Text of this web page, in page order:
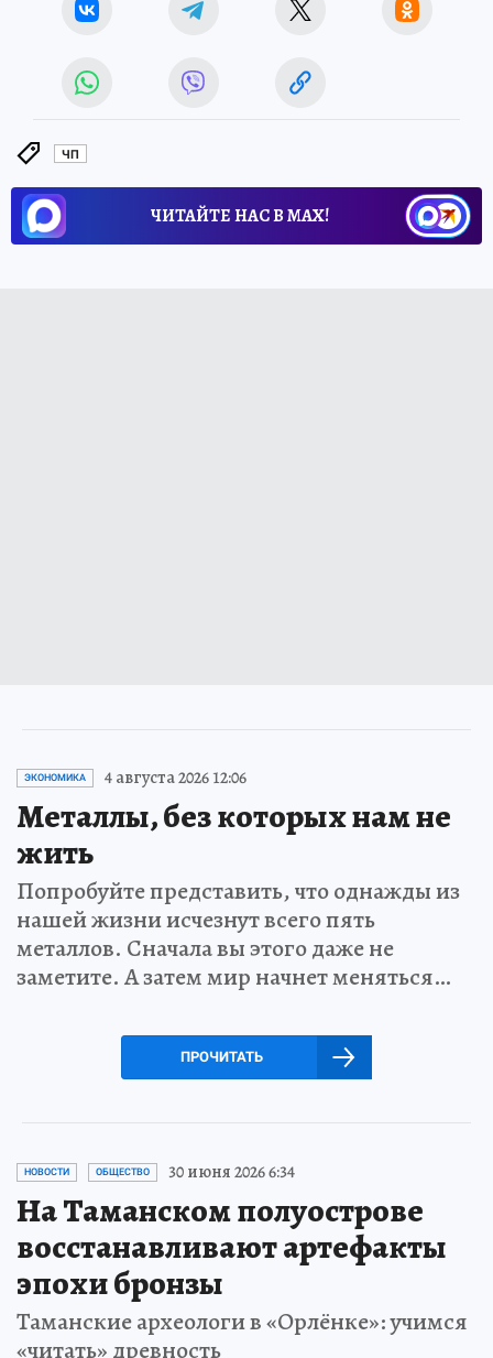
ЧП
ЧИТАЙТЕ НАС В МАХ!
ЭКОНОМИКА 4 августа 2026 12:06
Металлы, без которых нам не
жить
Попробуйте представить, что однажды из
нашей жизни исчезнут всего пять
металлов. Сначала вы этого даже не
заметите. А затем мир начнет меняться…
ПРОЧИТАТЬ
НОВОСТИ ОБЩЕСТВО 30 июня 2026 6:34
На Таманском полуострове
восстанавливают артефакты
эпохи бронзы
Таманские археологи в «Орлёнке»: учимся
«читать» древность